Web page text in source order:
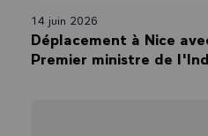
14 juin 2026
Déplacement à Nice
Premier ministre de